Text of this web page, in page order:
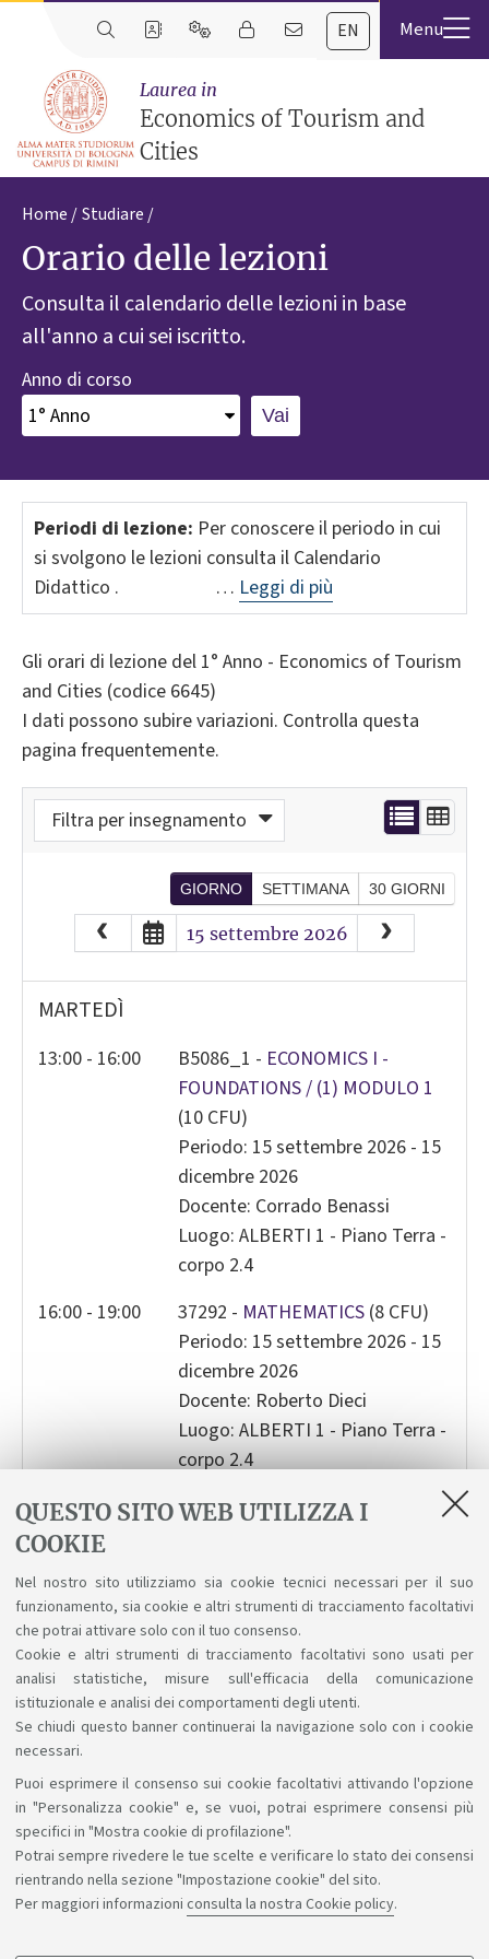
QUESTO SITO WEB UTILIZZA I
COOKIE
Nel nostro sito utilizziamo sia cookie tecnici necessari per il suo
funzionamento, sia cookie e altri strumenti di tracciamento facoltativi
che potrai attivare solo con il tuo consenso.
Cookie e altri strumenti di tracciamento facoltativi sono usati per
analisi statistiche, misure sull'efficacia della comunicazione
istituzionale e analisi dei comportamenti degli utenti.
Se chiudi questo banner continuerai la navigazione solo con i cookie
necessari.
Puoi esprimere il consenso sui cookie facoltativi attivando l'opzione
in "Personalizza cookie" e, se vuoi, potrai esprimere consensi più
specifici in "Mostra cookie di profilazione".
Potrai sempre rivedere le tue scelte e verificare lo stato dei consensi
rientrando nella sezione "Impostazione cookie" del sito.
Per maggiori informazioni consulta la nostra Cookie policy.
EN
Laurea in
Economics of Tourism and
Cities
Home Studiare
Orario delle lezioni
Consulta il calendario delle lezioni in base
all'anno a cui sei iscritto.
Anno di corso
Vai
Periodi di lezione: Per conoscere il periodo in cui
si svolgono le lezioni consulta il Calendario
Didattico . … Leggi di più
Gli orari di lezione del 1° Anno - Economics of Tourism
and Cities (codice 6645)
I dati possono subire variazioni. Controlla questa
pagina frequentemente.
Filtra per insegnamento
GIORNO SETTIMANA 30 GIORNI
August 2026
Sun Mon Tue Wed Thu Fri
26 27 28 29 30 31
2
9 10 11 12 13
17 18 19 20 21
24 25
31 1 2
Today Clear
15 settembre 2026
MARTEDÌ
13:00 - 16:00 B5086_1 - ECONOMICS I -
FOUNDATIONS / (1) MODULO 1
(10 CFU)
Periodo: 15 settembre 2026 - 15
dicembre 2026
Docente: Corrado Benassi
Luogo: ALBERTI 1 - Piano Terra -
corpo 2.4
16:00 - 19:00
37292 - MATHEMATICS (8 CFU)
Periodo: 15 settembre 2026 - 15
dicembre 2026
Docente: Roberto Dieci
Luogo: ALBERTI 1 - Piano Terra -
corpo 2.4
vedi anche
Calendario didattico
Sosteniamo il diritto alla conoscenza
Seguici su: